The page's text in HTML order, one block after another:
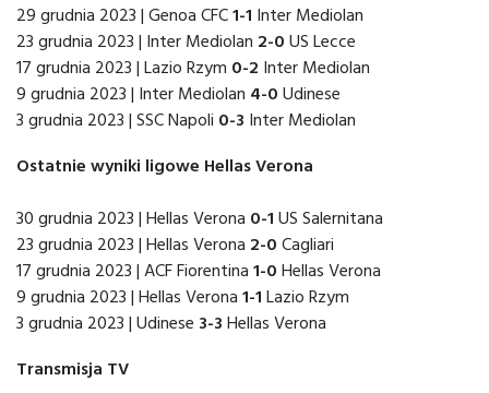
29 grudnia 2023 | Genoa CFC1-1 Inter Mediolan
23 grudnia 2023 | Inter Mediolan 2-0 US Lecce
17 grudnia 2023 | Lazio Rzym 0-2 Inter Mediolan
9 grudnia 2023 | Inter Mediolan 4-0 Udinese
3 grudnia 2023 | SSC Napoli 0-3 Inter Mediolan
Ostatnie wyniki ligowe Hellas Verona
30 grudnia 2023 | Hellas Verona 0-1 US Salernitana
23 grudnia 2023 | Hellas Verona 2-0 Cagliari
17 grudnia 2023 | ACF Fiorentina 1-0 Hellas Verona
9 grudnia 2023 | Hellas Verona 1-1 Lazio Rzym
3 grudnia 2023 | Udinese 3-3 Hellas Verona
Transmisja TV